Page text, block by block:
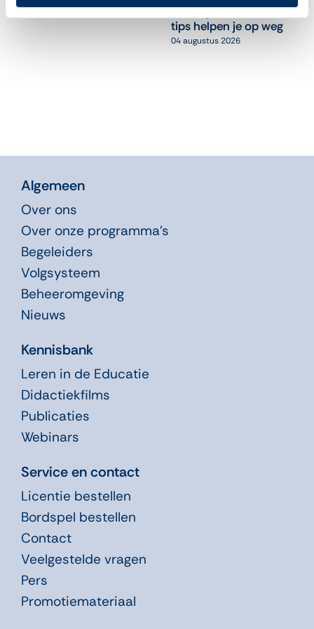
cursusjaar? Deze 10
tips helpen je op weg
04 augustus 2026
Algemeen
Over ons
Over onze programma’s
Begeleiders
Volgsysteem
Beheeromgeving
Nieuws
Kennisbank
Leren in de Educatie
Didactiekfilms
Publicaties
Webinars
Service en contact
Licentie bestellen
Bordspel bestellen
Contact
Veelgestelde vragen
Pers
Promotiemateriaal